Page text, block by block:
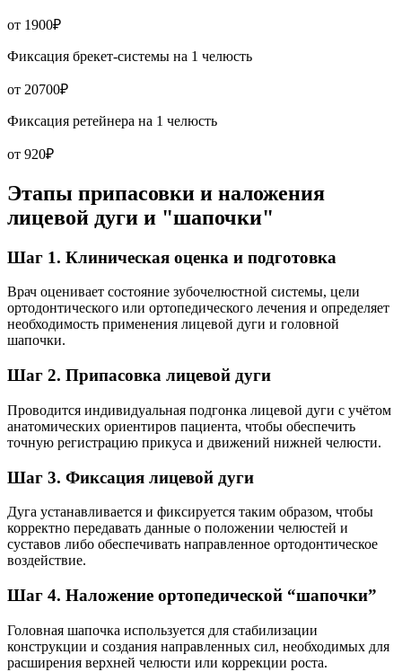
от 1900₽
Фиксация брекет-системы на 1 челюсть
от 20700₽
Фиксация ретейнера на 1 челюсть
от 920₽
Этапы припасовки и наложения
лицевой дуги и "шапочки"
Шаг 1. Клиническая оценка и подготовка
Врач оценивает состояние зубочелюстной системы, цели
ортодонтического или ортопедического лечения и определяет
необходимость применения лицевой дуги и головной
шапочки.
Шаг 2. Припасовка лицевой дуги
Проводится индивидуальная подгонка лицевой дуги с учётом
анатомических ориентиров пациента, чтобы обеспечить
точную регистрацию прикуса и движений нижней челюсти.
Шаг 3. Фиксация лицевой дуги
Дуга устанавливается и фиксируется таким образом, чтобы
корректно передавать данные о положении челюстей и
суставов либо обеспечивать направленное ортодонтическое
воздействие.
Шаг 4. Наложение ортопедической “шапочки”
Головная шапочка используется для стабилизации
конструкции и создания направленных сил, необходимых для
расширения верхней челюсти или коррекции роста.